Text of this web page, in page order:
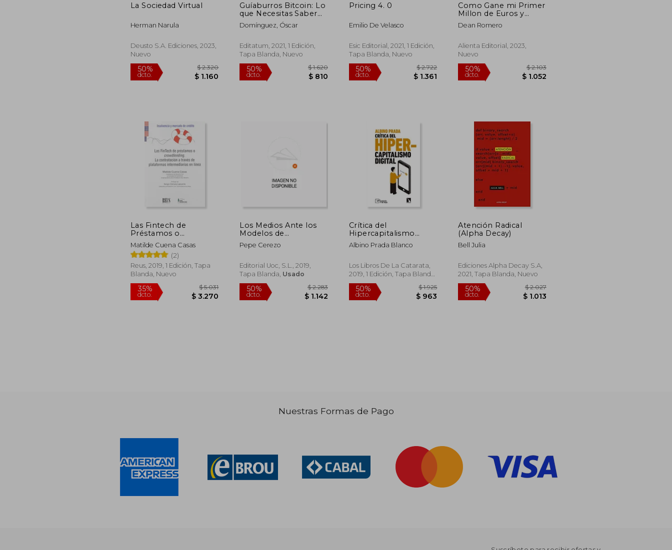
La Sociedad Virtual
Herman Narula
Deusto S.A. Ediciones, 2023,
Nuevo
$ 1.160
Guíaburros Bitcoin: Lo
que Necesitas Saber
Sobre el Sistema
Financiero que Viene:
Domínguez, Óscar
Editatum, 2021, 1 Edición,
Tapa Blanda, Nuevo
dcto. $ 810
Pricing 4. 0
Emilio De Velasco
Esic Editorial, 2021, 1 Edición,
Tapa Blanda, Nuevo
$ 1.361
Como Gane mi Primer
Millon de Euros y
Como Puedes Ganar
el Tuyo - Dean
Dean Romero
Alienta Editorial, 2023,
Nuevo
dcto.
Las Fintech de
Préstamos o
Crowdlending: La
Contratación a Través
de Plataformas
Intermediarias en
Línea (Insolvencia y
Matilde Cuena Casas
(2)
Reus, 2019, 1 Edición, Tapa
Blanda, Nuevo
35%
dcto.
$ 5.031
$ 3.270
Los Medios Ante los
Modelos de
Suscripcion
Pepe Cerezo
Editorial Uoc, S.L., 2019,
Tapa Blanda, Usado
$ 2.283
$ 1.142
Crítica del
Hipercapitalismo
Digital (Mayor)
Albino Prada Blanco
Los Libros De La Catarata,
2019, 1 Edición, Tapa Blanda,
Nuevo
50%
dcto. $ 963
Atención Radical
(Alpha Decay)
Bell Julia
Ediciones Alpha Decay S.A,
2021, Tapa Blanda, Nuevo
50%
dcto.
Nuestras Formas de Pago